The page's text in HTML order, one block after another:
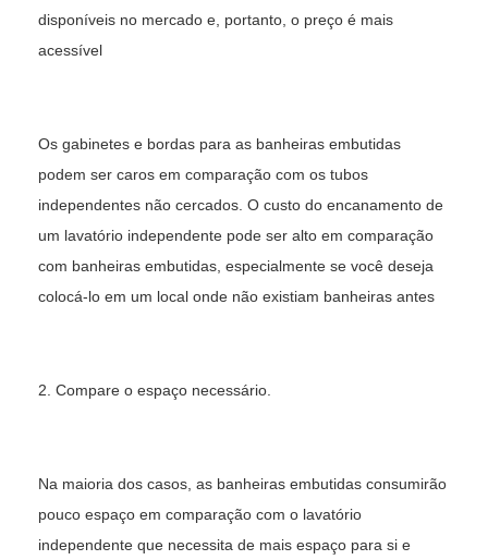
disponíveis no mercado e, portanto, o preço é mais
acessível
Os gabinetes e bordas para as banheiras embutidas
podem ser caros em comparação com os tubos
independentes não cercados. O custo do encanamento de
um lavatório independente pode ser alto em comparação
com banheiras embutidas, especialmente se você deseja
colocá-lo em um local onde não existiam banheiras antes
2. Compare o espaço necessário.
Na maioria dos casos, as banheiras embutidas consumirão
pouco espaço em comparação com o lavatório
independente que necessita de mais espaço para si e